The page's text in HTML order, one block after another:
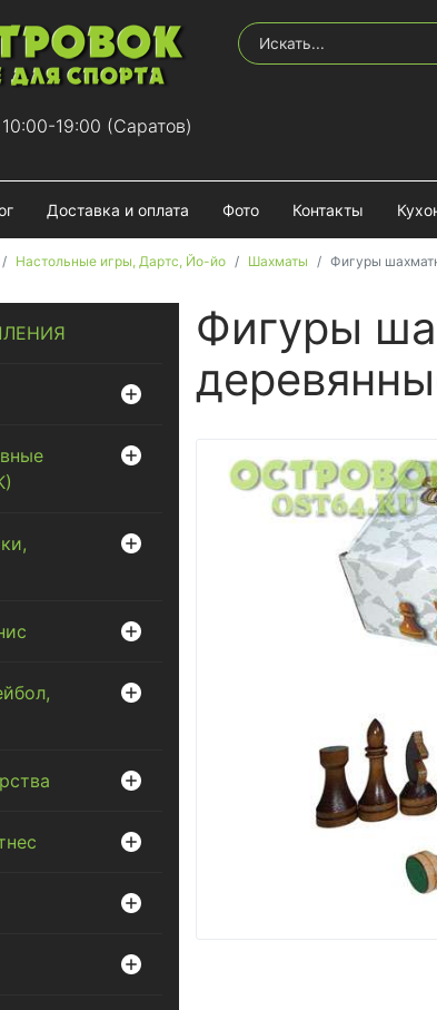
19:00 (Саратов)
Доставка и оплата Фото Контакты
Настольные игры, Дартс, Йо-йо Шахматы Фигуры
Фигуры